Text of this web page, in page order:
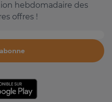
hebdomadaire des
offres !